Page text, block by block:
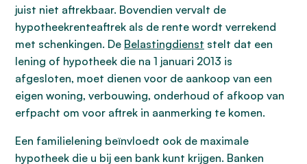
juist niet aftrekbaar. Bovendien vervalt de
hypotheekrenteaftrek als de rente wordt verrekend
met schenkingen. De Belastingdienst stelt dat een
lening of hypotheek die na 1 januari 2013 is
afgesloten, moet dienen voor de aankoop van een
eigen woning, verbouwing, onderhoud of afkoop van
erfpacht om voor aftrek in aanmerking te komen.
Een familielening beïnvloedt ook de maximale
hypotheek die u bij een bank kunt krijgen. Banken